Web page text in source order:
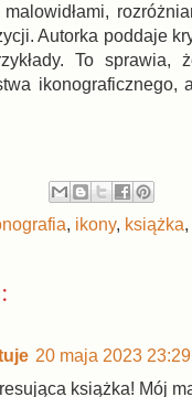
malowidłami,
Autorka poddaje
To sprawia,
, ikony, książka,
20 maja 2023 23:29
książka! Mój